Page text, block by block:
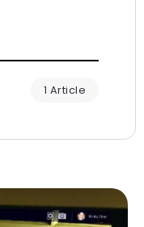
1 Article